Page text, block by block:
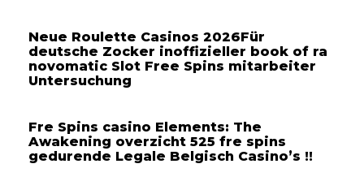
Neue Roulette Casinos 2026Für
deutsche Zocker inoffizieller book of ra
novomatic Slot Free Spins mitarbeiter
Untersuchung
Fre Spins casino Elements: The
Awakening overzicht 525 fre spins
gedurende Legale Belgisch Casino’s !!